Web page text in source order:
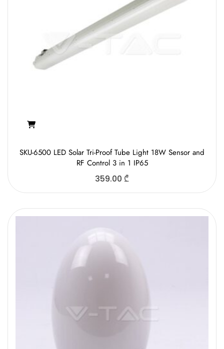
SKU-6500 LED Solar Tri-Proof Tube Light 18W Sensor and
RF Control 3 in 1 IP65
359.00 ₾